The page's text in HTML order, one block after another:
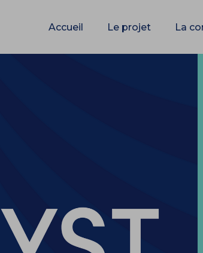
Accueil Le projet La